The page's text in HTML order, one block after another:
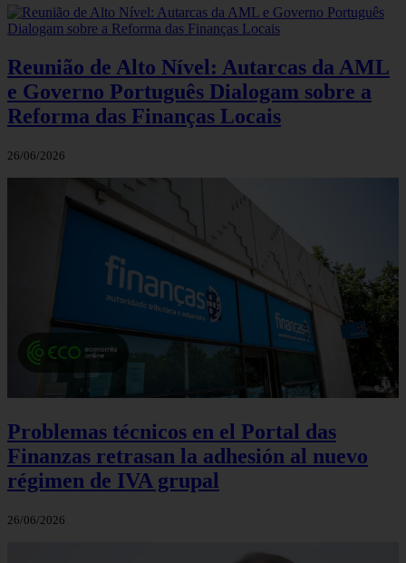
Reunião de Alto Nível: Autarcas da AML
e Governo Português Dialogam sobre a
Reforma das Finanças Locais
26/06/2026
Problemas técnicos en el Portal das
Finanzas retrasan la adhesión al nuevo
régimen de IVA grupal
26/06/2026